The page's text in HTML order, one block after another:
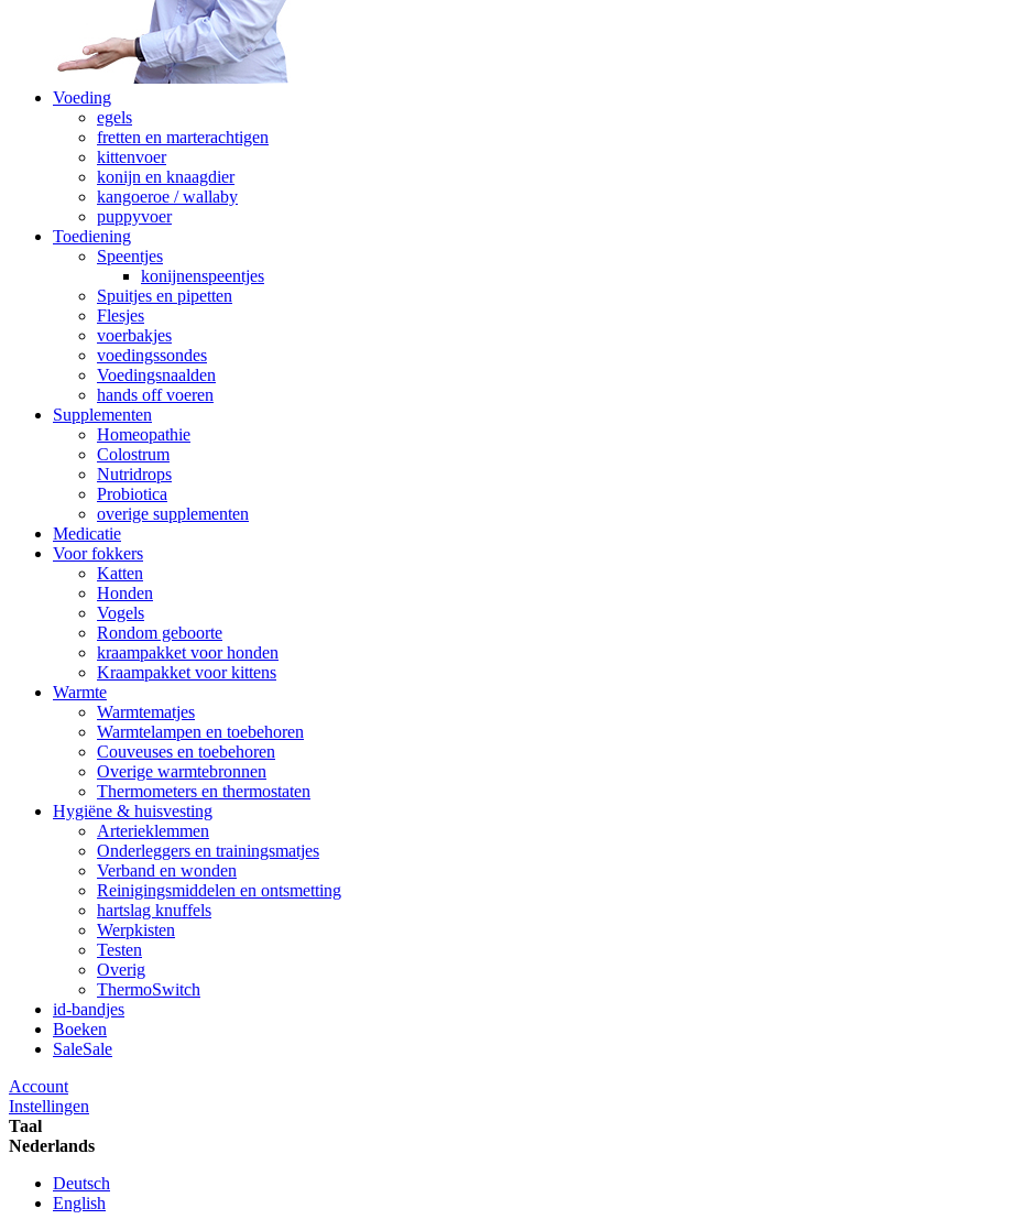
Voeding
egels
fretten en marterachtigen
kittenvoer
konijn en knaagdier
kangoeroe / wallaby
puppyvoer
Toediening
Speentjes
konijnenspeentjes
Spuitjes en pipetten
Flesjes
voerbakjes
voedingssondes
Voedingsnaalden
hands off voeren
Supplementen
Homeopathie
Colostrum
Nutridrops
Probiotica
overige supplementen
Medicatie
Voor fokkers
Katten
Honden
Vogels
Rondom geboorte
kraampakket voor honden
Kraampakket voor kittens
Warmte
Warmtematjes
Warmtelampen en toebehoren
Couveuses en toebehoren
Overige warmtebronnen
Thermometers en thermostaten
Hygiëne & huisvesting
Arterieklemmen
Onderleggers en trainingsmatjes
Verband en wonden
Reinigingsmiddelen en ontsmetting
hartslag knuffels
Werpkisten
Testen
Overig
ThermoSwitch
id-bandjes
Boeken
SaleSale
Account
Instellingen
Taal
Nederlands
Deutsch
English